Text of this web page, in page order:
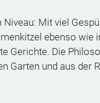
Mit viel
ebenso wie
Die
Garten und aus der